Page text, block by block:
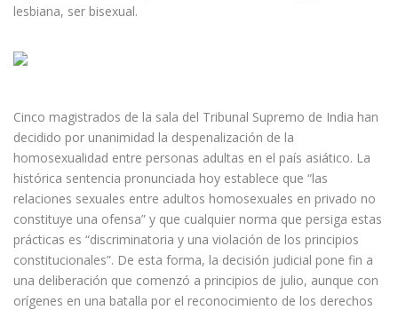
lesbiana, ser bisexual.
Cinco magistrados de la sala del Tribunal Supremo de India han
decidido por unanimidad la despenalización de la
homosexualidad entre personas adultas en el país asiático. La
histórica sentencia pronunciada hoy establece que “las
relaciones sexuales entre adultos homosexuales en privado no
constituye una ofensa” y que cualquier norma que persiga estas
prácticas es “discriminatoria y una violación de los principios
constitucionales”. De esta forma, la decisión judicial pone fin a
una deliberación que comenzó a principios de julio, aunque con
orígenes en una batalla por el reconocimiento de los derechos